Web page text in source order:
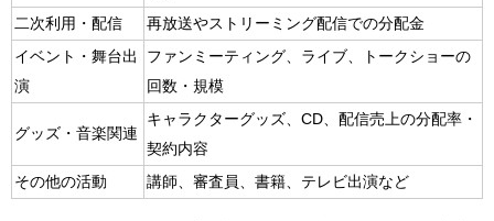
二次利用・配信
再放送やストリーミング配信での分配金
イベント・舞台出
演
ファンミーティング、ライブ、トークショーの
回数・規模
グッズ・音楽関連
キャラクターグッズ、CD、配信売上の分配率・
契約内容
その他の活動
講師、審査員、書籍、テレビ出演など